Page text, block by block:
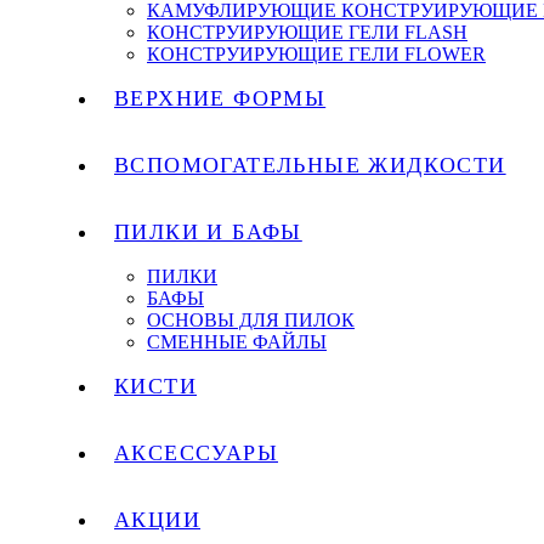
КАМУФЛИРУЮЩИЕ КОНСТРУИРУЮЩИЕ
КОНСТРУИРУЮЩИЕ ГЕЛИ FLASH
КОНСТРУИРУЮЩИЕ ГЕЛИ FLOWER
ВЕРХНИЕ ФОРМЫ
ВСПОМОГАТЕЛЬНЫЕ ЖИДКОСТИ
ПИЛКИ И БАФЫ
ПИЛКИ
БАФЫ
ОСНОВЫ ДЛЯ ПИЛОК
СМЕННЫЕ ФАЙЛЫ
КИСТИ
АКСЕССУАРЫ
АКЦИИ